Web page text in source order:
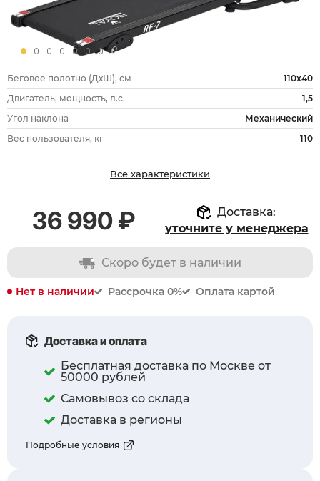
Беговое полотно (ДхШ), см
110х40
Двигатель, мощность, л.с.
1,5
Угол наклона
Механический
Вес пользователя, кг
110
Все характеристики
36 990 ₽
Доставка:
уточните у менеджера
Скоро будет в наличии
Нет в наличии Рассрочка 0% Оплата картой
Доставка и оплата
Бесплатная доставка по Москве от
50000 рублей
Самовывоз со склада
Доставка в регионы
Подробные условия